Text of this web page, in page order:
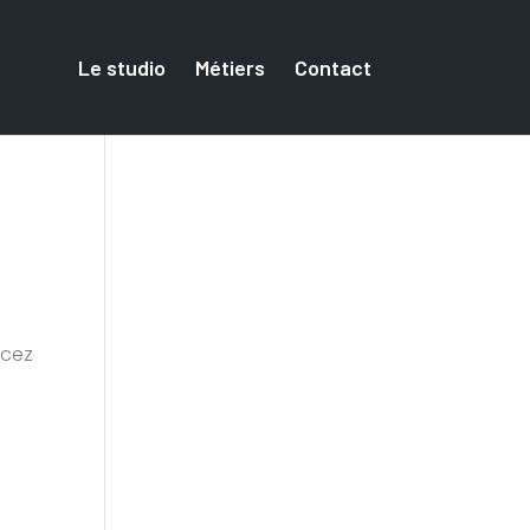
Le studio Métiers Contact